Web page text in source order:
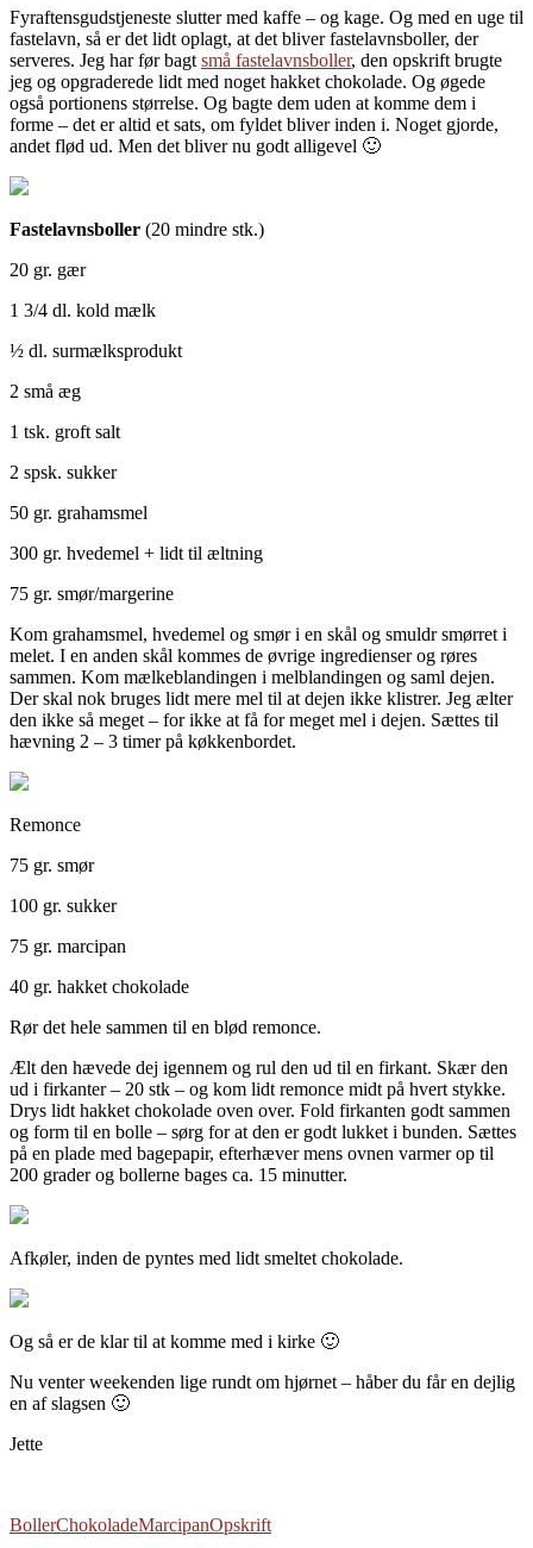
Fyraftensgudstjeneste slutter med kaffe – og kage. Og med en uge til
fastelavn, så er det lidt oplagt, at det bliver fastelavnsboller, der
serveres. Jeg har før bagt små fastelavnsboller, den opskrift brugte
jeg og opgraderede lidt med noget hakket chokolade. Og øgede
også portionens størrelse. Og bagte dem uden at komme dem i
forme – det er altid et sats, om fyldet bliver inden i. Noget gjorde,
andet flød ud. Men det bliver nu godt alligevel 🙂
Fastelavnsboller (20 mindre stk.)
20 gr. gær
1 3/4 dl. kold mælk
½ dl. surmælksprodukt
2 små æg
1 tsk. groft salt
2 spsk. sukker
50 gr. grahamsmel
300 gr. hvedemel + lidt til æltning
75 gr. smør/margerine
Kom grahamsmel, hvedemel og smør i en skål og smuldr smørret i
melet. I en anden skål kommes de øvrige ingredienser og røres
sammen. Kom mælkeblandingen i melblandingen og saml dejen.
Der skal nok bruges lidt mere mel til at dejen ikke klistrer. Jeg ælter
den ikke så meget – for ikke at få for meget mel i dejen. Sættes til
hævning 2 – 3 timer på køkkenbordet.
Remonce
75 gr. smør
100 gr. sukker
75 gr. marcipan
40 gr. hakket chokolade
Rør det hele sammen til en blød remonce.
Ælt den hævede dej igennem og rul den ud til en firkant. Skær den
ud i firkanter – 20 stk – og kom lidt remonce midt på hvert stykke.
Drys lidt hakket chokolade oven over. Fold firkanten godt sammen
og form til en bolle – sørg for at den er godt lukket i bunden. Sættes
på en plade med bagepapir, efterhæver mens ovnen varmer op til
200 grader og bollerne bages ca. 15 minutter.
Afkøler, inden de pyntes med lidt smeltet chokolade.
Og så er de klar til at komme med i kirke 🙂
Nu venter weekenden lige rundt om hjørnet – håber du får en dejlig
en af slagsen 🙂
Jette
BollerChokoladeMarcipanOpskrift